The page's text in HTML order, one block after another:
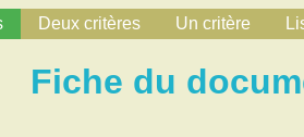
Deux critères Un critère
Fiche du